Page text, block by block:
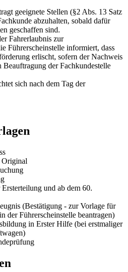
geeignete Stellen (§2 Abs. 13 Satz
abzuhalten, sobald dafür
geschaffen sind.
Fahrerlaubnis zur
Führerscheinstelle informiert, dass
erlischt, sofern der Nachweis
Beauftragung der Fachkundestelle
sich nach dem Tag der
Original
und ab dem 60.
(Bestätigung - zur Vorlage für
der Führerscheinstelle beantragen)
in Erster Hilfe (bei erstmaliger